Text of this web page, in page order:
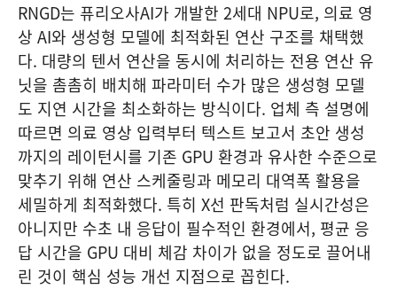
RNGD는 퓨리오사AI가 개발한 2세대 NPU로, 의료 영
상 AI와 생성형 모델에 최적화된 연산 구조를 채택했
다. 대량의 텐서 연산을 동시에 처리하는 전용 연산 유
닛을 촘촘히 배치해 파라미터 수가 많은 생성형 모델
도 지연 시간을 최소화하는 방식이다. 업체 측 설명에
따르면 의료 영상 입력부터 텍스트 보고서 초안 생성
까지의 레이턴시를 기존 GPU 환경과 유사한 수준으로
맞추기 위해 연산 스케줄링과 메모리 대역폭 활용을
세밀하게 최적화했다. 특히 X선 판독처럼 실시간성은
아니지만 수초 내 응답이 필수적인 환경에서, 평균 응
답 시간을 GPU 대비 체감 차이가 없을 정도로 끌어내
린 것이 핵심 성능 개선 지점으로 꼽힌다.